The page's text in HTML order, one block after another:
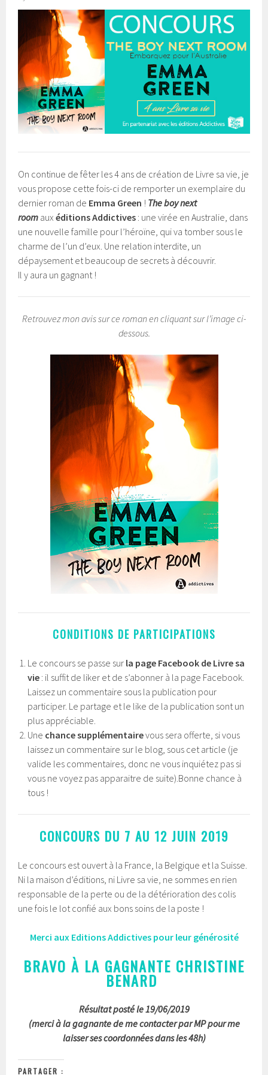
On continue de fêter les 4 ans de création de Livre sa vie, je
vous propose cette fois-ci de remporter un exemplaire du
dernier roman de Emma Green ! The boy next
room auxéditions Addictives : une virée en Australie, dans
une nouvelle famille pour l’héroïne, qui va tomber sous le
charme de l’un d’eux. Une relation interdite, un
dépaysement et beaucoup de secrets à découvrir.
Il y aura un gagnant !
Retrouvez mon avis sur ce roman en cliquant sur l’image ci-
dessous.
CONDITIONS DE PARTICIPATIONS
Le concours se passe sur la page Facebook de Livre sa
vie : il suffit de liker et de s’abonner à la page Facebook.
Laissez un commentaire sous la publication pour
participer. Le partage et le like de la publication sont un
plus appréciable.
Une chance supplémentairevous sera offerte, si vous
laissez un commentaire sur le blog, sous cet article (je
valide les commentaires, donc ne vous inquiétez pas si
vous ne voyez pas apparaitre de suite).Bonne chance à
tous !
CONCOURS DU 7 AU 12 JUIN 2019
Le concours est ouvert à la France, la Belgique et la Suisse.
Ni la maison d’éditions, ni Livre sa vie, ne sommes en rien
responsable de la perte ou de la détérioration des colis
une fois le lot confié aux bons soins de la poste !
Merci aux Editions Addictives pour leur générosité
BRAVO À LA GAGNANTE CHRISTINE
BENARD
Résultat posté le 19/06/2019
(merci à la gagnante de me contacter par MP pour me
laisser ses coordonnées dans les 48h)
PARTAGER :